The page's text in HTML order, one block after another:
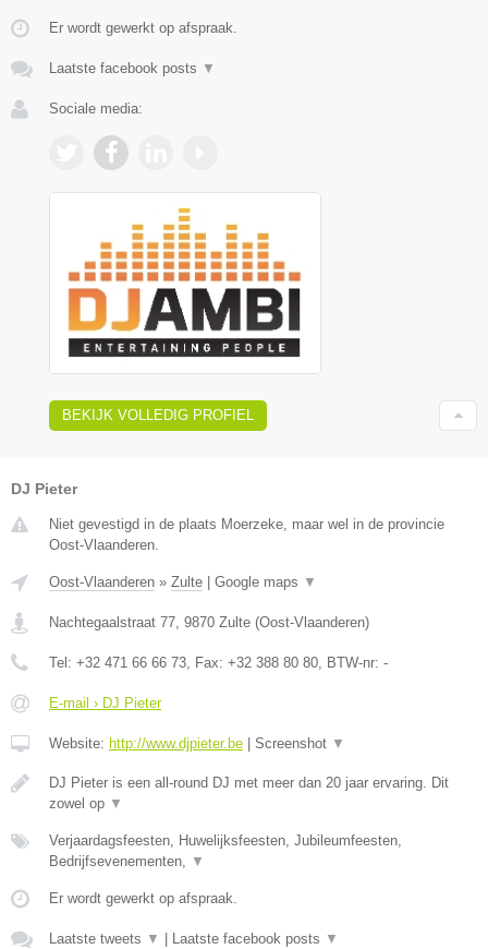
Er wordt gewerkt op afspraak.
Laatste facebook posts ▼
Sociale media:
BEKIJK VOLLEDIG PROFIEL
DJ Pieter
Niet gevestigd in de plaats Moerzeke, maar wel in de provincie
Oost-Vlaanderen.
Oost-Vlaanderen » Zulte | Google maps ▼
Nachtegaalstraat 77 9870 Zulte (Oost-Vlaanderen)
Tel: +32 471 66 66 73 , Fax: +32 388 80 80 , BTW-nr: -
E-mail › DJ Pieter
Website: http://www.djpieter.be | Screenshot ▼
DJ Pieter is een all-round DJ met meer dan 20 jaar ervaring. Dit
zowel op ▼
Verjaardagsfeesten, Huwelijksfeesten, Jubileumfeesten,
Bedrijfsevenementen,
▼
Er wordt gewerkt op afspraak.
Laatste tweets ▼ | Laatste facebook posts ▼